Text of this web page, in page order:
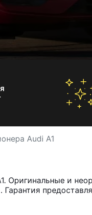
Audi A1
Оригинальные и